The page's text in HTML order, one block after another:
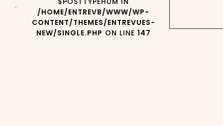
/HOME/ENTREVB/WWW/WP-
CONTENT/THEMES/ENTREVUES-
NEW/SINGLE.PHP ON LINE 147